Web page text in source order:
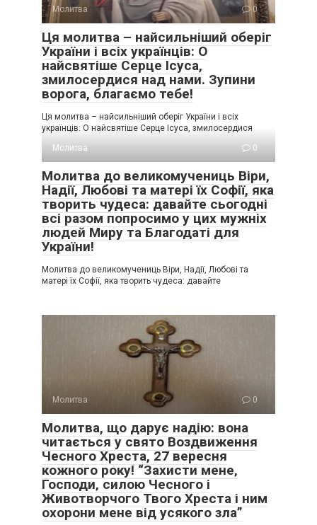
Молитва 0
Ця молитва – найсильніший оберіг
України і всіх українців: О
найсвятіше Серце Ісуса,
змилосердися над нами. Зупини
ворога, благаємо тебе!
Ця молитва – найсильніший оберіг України і всіх
українців: О найсвятіше Серце Ісуса, змилосердися
Молитва
0
Молитва до великомучениць Віри,
Надії, Любові та матері їх Софії, яка
творить чудеса: давайте сьогодні
всі разом попросимо у цих мужніх
людей Миру та Благодаті для
України!
Молитва до великомучениць Віри, Надії, Любові та
матері їх Софії, яка творить чудеса: давайте
Молитва 0
Молитва, що дарує надію: вона
читається у свято Воздвиження
Чесного Хреста, 27 вересня
кожного року! “Захисти мене‚
Господи‚ силою Чесного і
Животворчого Твого Хреста і ним
охорони мене від усякого зла”